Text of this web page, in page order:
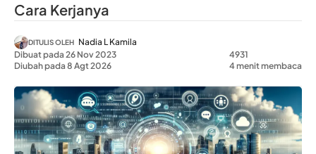
Cara Kerjanya
DITULIS OLEH Nadia L Kamila
Dibuat pada 26 Nov 2023
Diubah pada 8 Agt 2026
4931
4 menit membaca